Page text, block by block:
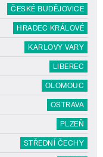
ČESKÉ BUDĚJOVICE
HRADEC KRÁLOVÉ
KARLOVY VARY
LIBEREC
OLOMOUC
OSTRAVA
PLZEŇ
STŘEDNÍ ČECHY